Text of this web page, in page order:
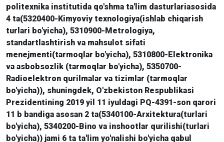
politexnika institutida qo'shma ta'lim dasturlariasosida
4 ta(5320400-Kimyoviy texnologiya(ishlab chiqarish
turlari bo'yicha), 5310900-Metrologiya,
standartlashtirish va mahsulot sifati
menejmenti(tarmoqlar bo'yicha), 5310800-Elektronika
va asbobsozlik (tarmoqlar bo'yicha), 5350700-
Radioelektron qurilmalar va tizimlar (tarmoqlar
bo'yicha)), shuningdek, O'zbekiston Respublikasi
Prezidentining 2019 yil 11 iyuldagi PQ-4391-son qarori
11 b bandiga asosan 2 ta(5340100-Arxitektura(turlari
bo'yicha), 5340200-Bino va inshootlar qurilishi(turlari
bo'yicha)) jami 6 ta ta'lim yo'nalishi bo'yicha qabul